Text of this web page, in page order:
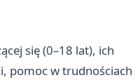
się (0–18 lat), ich
pomoc w trudnościach